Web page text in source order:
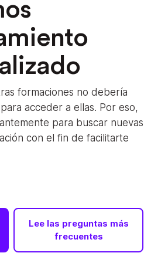
formaciones no debería
acceder a ellas. Por eso,
para buscar nuevas
con el fin de facilitarte
Lee las preguntas más
frecuentes